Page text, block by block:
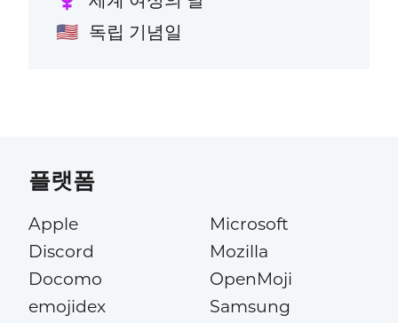
🇺🇸 독립 기념일
플랫폼
Apple
Discord
Docomo
emojidex
Microsoft
Mozilla
OpenMoji
Samsung